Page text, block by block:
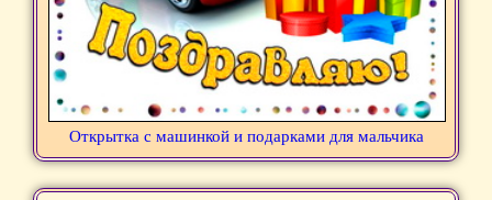
Открытка с машинкой и подарками для мальчика